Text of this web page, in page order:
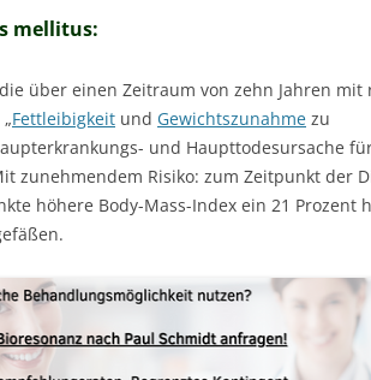
mellitus:
über einen Zeitraum von zehn Jahren mit
Fettleibigkeit und Gewichtszunahme zu
und Haupttodesursache
zunehmendem Risiko: zum Zeitpunkt der
höhere Body-Mass-Index ein 21 Prozent